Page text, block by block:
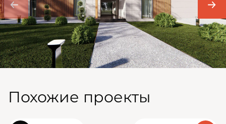
Похожие проекты